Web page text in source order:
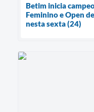
Betim inicia
Feminino e Open
nesta sexta (24)